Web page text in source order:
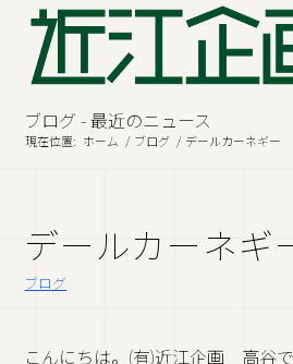
ブログ - 最近のニュース
現在位置: ホーム / ブログ / デールカーネギー
デールカーネギ
ブログ
こんにちは。(有)近江企画 高谷で